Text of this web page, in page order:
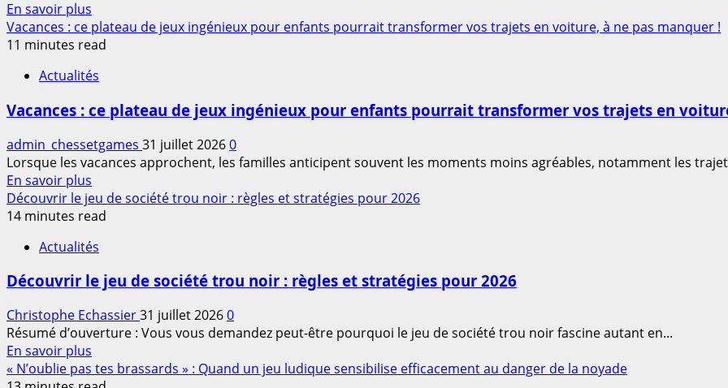
Tran
Nguyen,
découvrez
les
nouveaux
membres
du
plateau
et
surprises
En savoir plus
savoir
plus
À
ou
laisser
:
guide
complet
pour
maîtriser
ce
jeu
de
société
en
Vacances : ce plateau de jeux ingénieux pour enfants pourrait transformer vos trajets en voiture, à ne pas manquer !
11 minutes read
Actualités
Vacances : ce plateau de jeux ingénieux pour enfants pourrait transformer vos trajets en
admin_chessetgames 31 juillet 20260
Lorsque les vacances approchent, les familles anticipent souvent les moments moins agréables, notamment les
En savoir plus
savoir
plus
Vacances
ce
de
jeux
ingénieux
pour
Découvrir le jeu de société trou noir : règles et stratégies pour 2026
14 minutes read
Actualités
Découvrir le jeu de société trou noir : règles et stratégies pour 2026
Christophe Echassier31 juillet 20260
Résumé d’ouverture : Vous vous demandez peut-être pourquoi le jeu de société trou noir fascine autant en...
En savoir plus
savoir
« N’oublie pas tes brassards » : Quand un jeu ludique sensibilise efficacement au danger de la noyade